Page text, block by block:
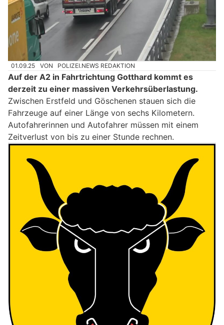
01.09.25 VON POLIZEI.NEWS REDAKTION
Auf der A2 in Fahrtrichtung Gotthard kommt es
derzeit zu einer massiven Verkehrsüberlastung.
Zwischen Erstfeld und Göschenen stauen sich die
Fahrzeuge auf einer Länge von sechs Kilometern.
Autofahrerinnen und Autofahrer müssen mit einem
Zeitverlust von bis zu einer Stunde rechnen.